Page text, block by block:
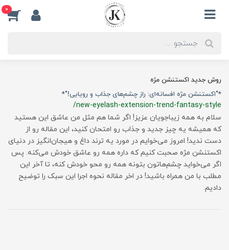
0
روش جدید اکستنشن مژه
*"اکستنشن مژه افسانه‌ای: راز چشم‌های جذاب و رویایی!"*
/new-eyelash-extension-trend-fantasy-style
سلام به همه زیباجویان عزیز! اگر شما هم مثل من عاشق این هستید
که همیشه یه چیز جدید و جذاب رو امتحان کنید، این مقاله رو از
دست ندید! امروز می‌خوایم در مورد یه ترند داغ و هیجان‌انگیز در دنیای
اکستنشن مژه صحبت کنیم که داره همه رو عاشق خودش می‌کنه. پس
اگر می‌خواید چشم‌هاتون بتونه همه رو محو خودش کنه، تا آخر این
مطلب با من همراه باشید! در اخر مقاله نحوه اجرا این سبک را توضیح
دادیم.